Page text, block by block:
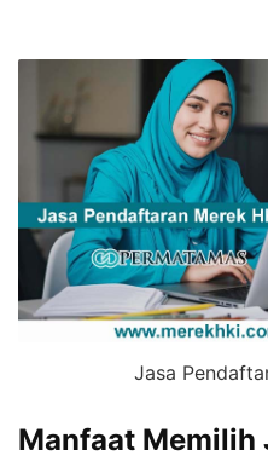
Jasa
Manfaat Memilih